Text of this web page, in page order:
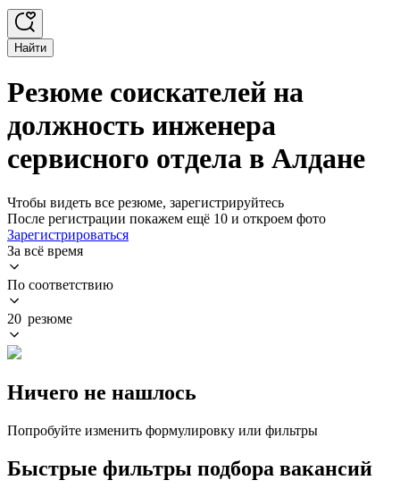
Найти
Резюме соискателей на
должность инженера
сервисного отдела в Алдане
Чтобы видеть все резюме, зарегистрируйтесь
После регистрации покажем ещё 10 и откроем фото
Зарегистрироваться
За всё время
По соответствию
20 резюме
Ничего не нашлось
Попробуйте изменить формулировку или фильтры
Быстрые фильтры подбора вакансий